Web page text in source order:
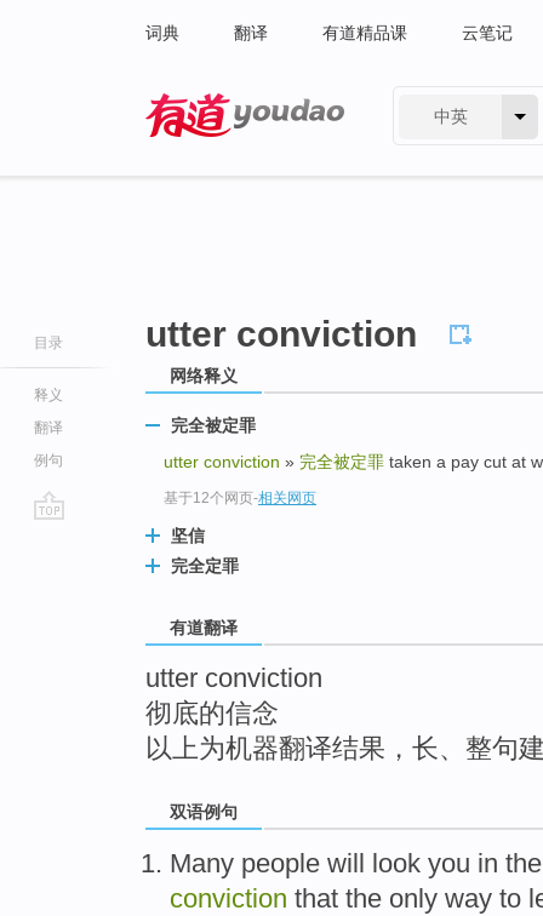
词典 翻译 有道精品课 云笔记
中英
目录
释义
翻译
例句
utter conviction
网络释义
完全被定罪
utter conviction » 完全被定罪 taken a pay cut at
基于12个网页-相关网页
坚信
完全定罪
有道翻译
utter conviction
彻底的信念
以上为机器翻译结果，长、整句
双语例句
Many people will look you in the
conviction that the only way to